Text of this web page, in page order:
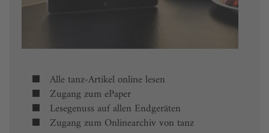
Alle tanz-Artikel online lesen
Zugang zum ePaper
Lesegenuss auf allen Endgeräten
Zugang zum Onlinearchiv von tanz